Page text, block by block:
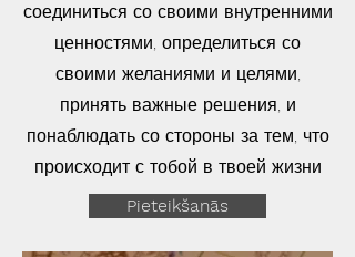
соединиться со своими внутренними
ценностями, определиться со
своими желаниями и целями,
принять важные решения, и
понаблюдать со стороны за тем, что
происходит с тобой в твоей жизни
Pieteikšanās